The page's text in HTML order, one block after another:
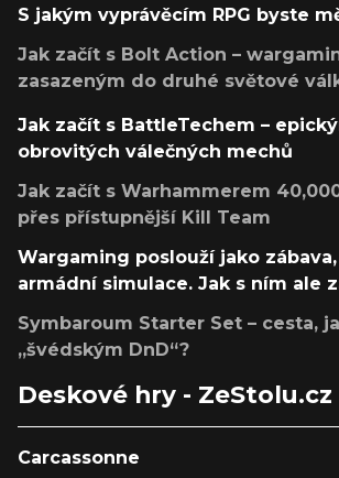
S jakým vyprávěcím RPG byste
Jak začít s Bolt Action –
zasazeným do druhé světové
Jak začít s BattleTechem –
obrovitých válečných mechů
Jak začít s Warhammerem
přes přístupnější Kill Team
Wargaming poslouží jako
armádní simulace. Jak s ním ale
Symbaroum Starter Set – cesta,
„švédským DnD“?
Deskové hry - ZeStolu.cz
Carcassonne